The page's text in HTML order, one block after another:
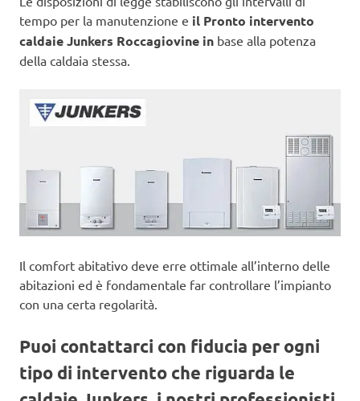
tempo per la manutenzione e il Pronto intervento
caldaie Junkers Roccagiovine in base alla potenza
della caldaia stessa.
Il comfort abitativo deve erre ottimale all’interno delle
abitazioni ed è fondamentale far controllare l’impianto
con una certa regolarità.
Puoi contattarci con fiducia per ogni
tipo di intervento che riguarda le